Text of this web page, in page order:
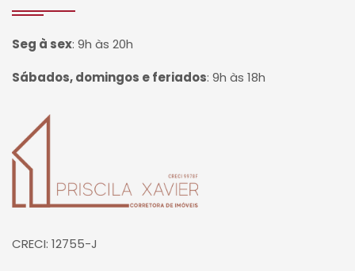
Seg à sex: 9h às 20h
Sábados, domingos e feriados: 9h às 18h
Página inicial
CRECI: 12755-J